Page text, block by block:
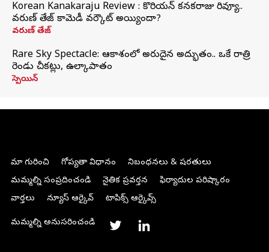
Korean Kanakaraju Review : కొరియన్ కనకరాజు రివ్యూ..
వరుణ్ తేజ్ కామెడీ వర్కౌట్ అయ్యిందా?
వరుణ్ తేజ్
Rare Sky Spectacle: ఆకాశంలో అరుదైన అద్భుతం.. ఒకే రాత్రి
రెండు చీకట్లు, ఉల్కాపాతం
స్పెయిన్
మా గురించి గోప్యతా విధానం
నిబంధనలు & షరతులు
మమ్మల్ని సంప్రదించండి
నైతిక ప్రవర్తన
ఫిర్యాదుల పరిష్కారం
వార్తలు
న్యూస్ ఆర్కైవ్ టాపిక్స్ ఆర్కైవ్స్
మమ్మల్ని అనుసరించండి